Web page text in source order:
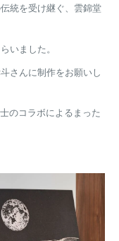
統を受け継ぐ、雲錦堂
いました。
さんに制作をお願いし
のコラボによるまった